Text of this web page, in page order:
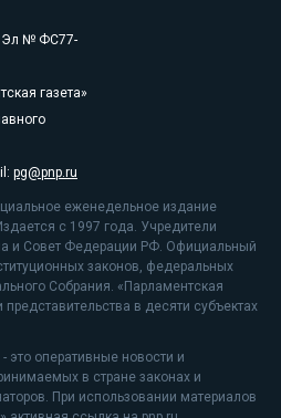
Эл № ФС77-
газета»
pg@pnp.ru
еженедельное издание
с 1997 года. Учредители
и Совет Федерации РФ. Официальный
законов, федеральных
Собрания. «Парламентская
представительства в десяти субъектах
это оперативные новости и
в стране законах и
При использовании материалов